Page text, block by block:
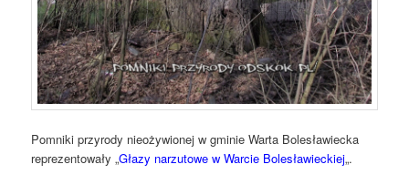
Pomniki przyrody nieożywionej w gminie Warta Bolesławiecka
reprezentowały „Głazy narzutowe w Warcie Bolesławieckiej„.